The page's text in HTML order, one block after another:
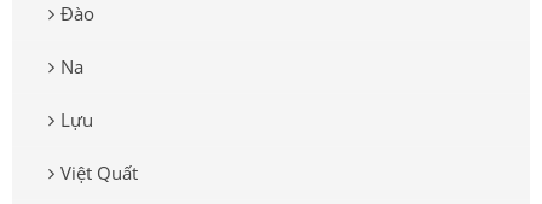
Đào
Na
Lựu
Việt Quất